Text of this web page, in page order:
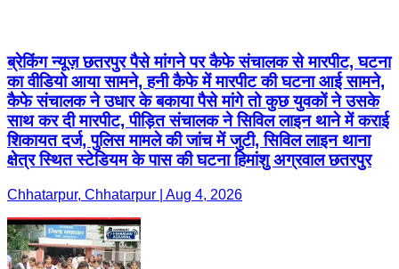
ब्रेकिंग न्यूज़ छतरपुर पैसे मांगने पर कैफे संचालक से मारपीट, घटना
का वीडियो आया सामने, हनी कैफे में मारपीट की घटना आई सामने,
कैफे संचालक ने उधार के बकाया पैसे मांगे तो कुछ युवकों ने उसके
साथ कर दी मारपीट, पीड़ित संचालक ने सिविल लाइन थाने में कराई
शिकायत दर्ज, पुलिस मामले की जांच में जुटी, सिविल लाइन थाना
क्षेत्र स्थित स्टेडियम के पास की घटना हिमांशु अग्रवाल छतरपुर
Chhatarpur, Chhatarpur | Aug 4, 2026